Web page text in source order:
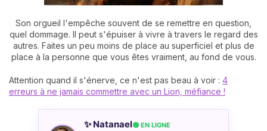
Son orgueil l'empêche souvent de se remettre en question,
quel dommage. Il peut s'épuiser à vivre à travers le regard des
autres. Faites un peu moins de place au superficiel et plus de
place à la personne que vous êtes vraiment, au fond de vous.
Attention quand il s'énerve, ce n'est pas beau à voir : 4
erreurs à ne jamais commettre avec un Lion, méfiance !
✨ Natanael🟢 EN LIGNE